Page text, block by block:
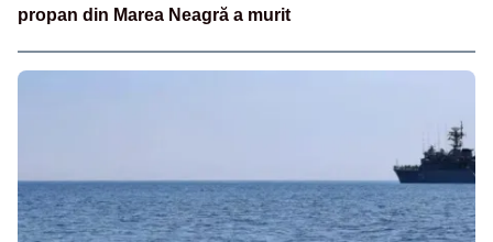
propan din Marea Neagră a murit